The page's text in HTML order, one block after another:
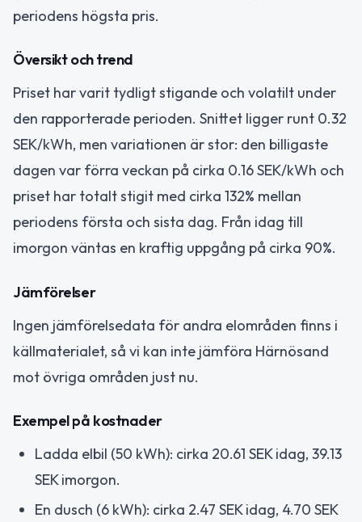
periodens högsta pris.
Översikt och trend
Priset har varit tydligt stigande och volatilt under
den rapporterade perioden. Snittet ligger runt 0.32
SEK/kWh, men variationen är stor: den billigaste
dagen var förra veckan på cirka 0.16 SEK/kWh och
priset har totalt stigit med cirka 132% mellan
periodens första och sista dag. Från idag till
imorgon väntas en kraftig uppgång på cirka 90%.
Jämförelser
Ingen jämförelsedata för andra elområden finns i
källmaterialet, så vi kan inte jämföra Härnösand
mot övriga områden just nu.
Exempel på kostnader
Ladda elbil (50 kWh): cirka 20.61 SEK idag, 39.13
SEK imorgon.
En dusch (6 kWh): cirka 2.47 SEK idag, 4.70 SEK